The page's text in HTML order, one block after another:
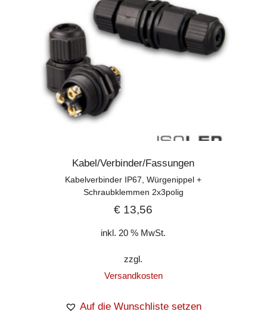
Kabel/Verbinder/Fassungen
Kabelverbinder IP67, Würgenippel +
Schraubklemmen 2x3polig
€ 13,56
inkl. 20 % MwSt.
zzgl.
Versandkosten
Auf die Wunschliste setzen